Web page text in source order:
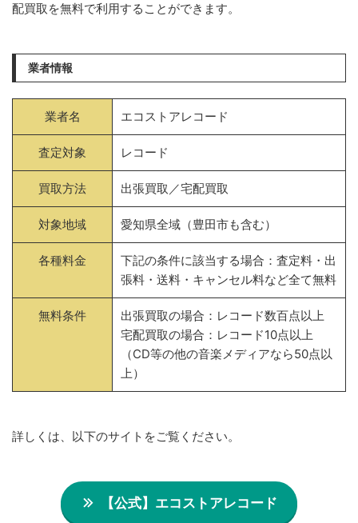
配買取を無料で利用することができます。
業者情報
業者名 エコストアレコード
査定対象 レコード
買取方法 出張買取／宅配買取
対象地域 愛知県全域（豊田市も含む）
各種料金
下記の条件に該当する場合：査定料・出
張料・送料・キャンセル料など全て無料
無料条件
出張買取の場合：レコード数百点以上
宅配買取の場合：レコード10点以上
（CD等の他の音楽メディアなら50点以
上）
詳しくは、以下のサイトをご覧ください。
【公式】エコストアレコード